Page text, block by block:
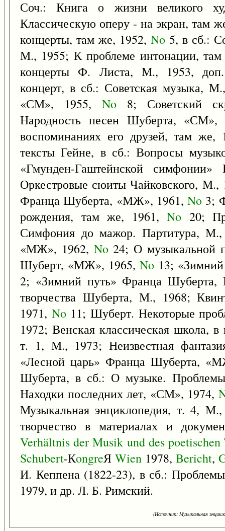
Соч.: Книга о жизни великого
Классическую оперу - на экран, там
концерты, там же, 1952, No 5, в сб.:
М., 1955; К проблеме интонации,
концерты Ф. Листа, М., 1953, доп.
концерт, в сб.: Советская музыка,
«СМ», 1955, No 8; Советский
Народность песен Шуберта,
воспоминаниях его друзей, там
тексты Гейне, в сб.: Вопросы
«Гмунден-Гаштейнской
Оркестровые сюиты Чайковского,
Франца Шуберта, «МЖ», 1961,No 3;
рождения, там же, 1961, No 20;
Симфония до мажор. Партитура,
«МЖ», 1962, No24; О музыкальной
Шуберт, «МЖ», 1965, No13;
2; «Зимний путь» Франца
творчества Шуберта, М., 1968;
1971, No11; Шуберт. Некоторые
1972; Венская классическая школа,
т. 1, М., 1973; Неизвестная
«Лесной царь» Франца Шуберта,
Шуберта, в сб.: О музыке.
Находки последних лет, «СМ», 1974,
Музыкальная энциклопедия, т. 4,
творчество в материалах и
Verhältnis der Musik und des poetischen
Schubert-КongreЯ Wien1978, Bericht,
И. Кеппена (1822-23), в сб.:
1979, и др. Л. Б. Римский.
(Источник: Музыкальная